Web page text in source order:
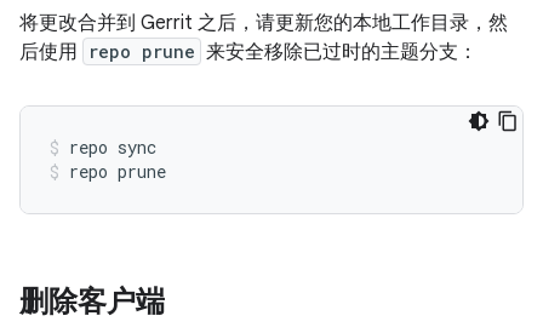
将更改合并到 Gerrit 之后，请更新您的本地工作目录，然
后使用
repo prune 来安全移除已过时的主题分支：
repo sync
repo prune
删除客户端